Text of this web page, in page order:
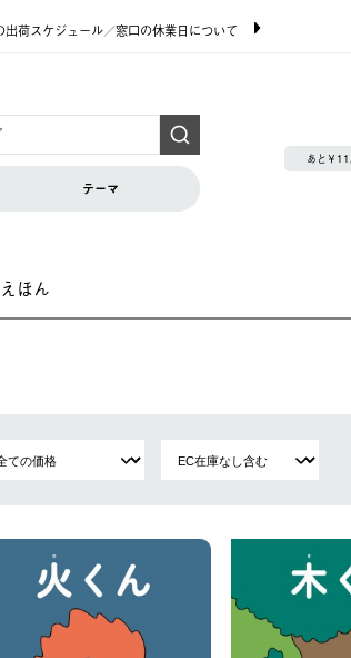
荷スケジュール／窓口の休業日について
テーマ
あと￥
ほん